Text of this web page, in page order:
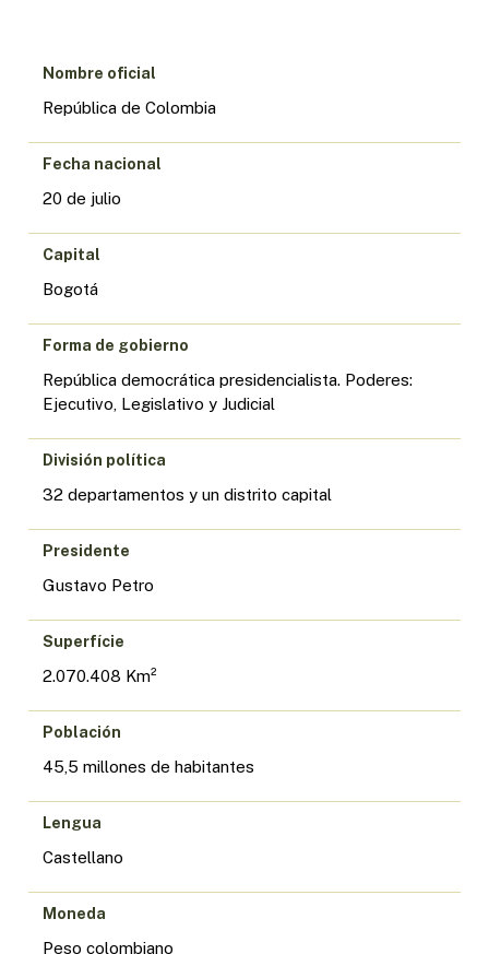
Nombre oficial
República de Colombia
Fecha nacional
20 de julio
Capital
Bogotá
Forma de gobierno
República democrática presidencialista. Poderes:
Ejecutivo, Legislativo y Judicial
División política
32 departamentos y un distrito capital
Presidente
Gustavo Petro
Superfície
2.070.408 Km²
Población
45,5 millones de habitantes
Lengua
Castellano
Moneda
Peso colombiano